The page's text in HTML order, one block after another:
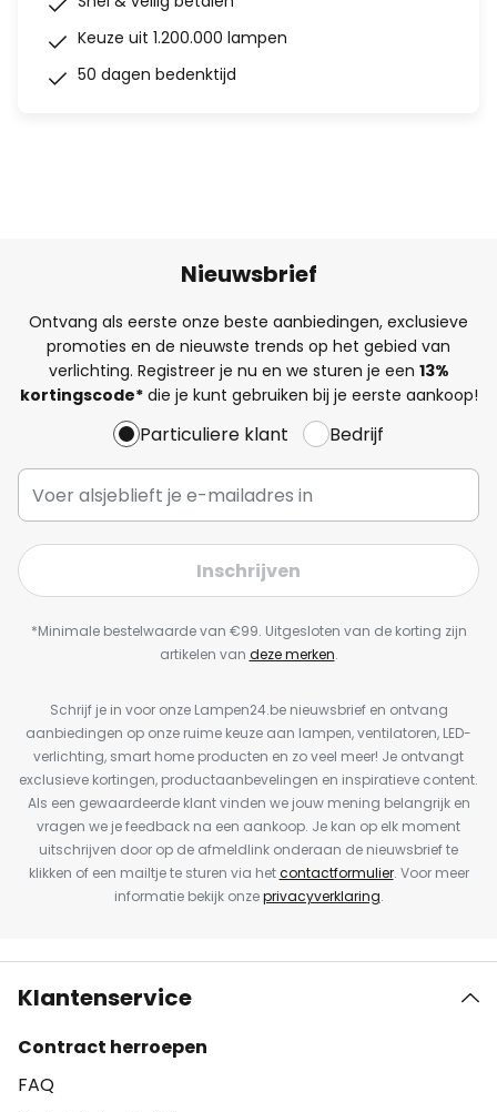
Keuze uit 1.200.000 lampen
50 dagen bedenktijd
Nieuwsbrief
Ontvang als eerste onze beste aanbiedingen, exclusieve
promoties en de nieuwste trends op het gebied van
verlichting. Registreer je nu en we sturen je een 13%
kortingscode*die je kunt gebruiken bij je eerste aankoop!
Particuliere klant Bedrijf
Inschrijven
*Minimale bestelwaarde van €99. Uitgesloten van de korting zijn
artikelen van deze merken.
Schrijf je in voor onze Lampen24.be nieuwsbrief en ontvang
aanbiedingen op onze ruime keuze aan lampen, ventilatoren, LED-
verlichting, smart home producten en zo veel meer! Je ontvangt
exclusieve kortingen, productaanbevelingen en inspiratieve content.
Als een gewaardeerde klant vinden we jouw mening belangrijk en
vragen we je feedback na een aankoop. Je kan op elk moment
uitschrijven door op de afmeldlink onderaan de nieuwsbrief te
klikken of een mailtje te sturen via hetcontactformulier. Voor meer
informatie bekijk onzeprivacyverklaring.
Klantenservice
Contract herroepen
FAQ